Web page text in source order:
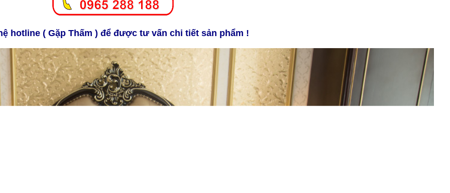
hotline ( Gặp Thấm ) để được tư vấn chi tiết sản phẩm !